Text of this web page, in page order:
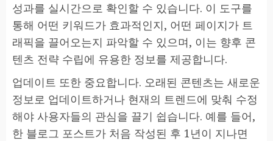
성과를 실시간으로 확인할 수 있습니다. 이 도구를
통해 어떤 키워드가 효과적인지, 어떤 페이지가 트
래픽을 끌어오는지 파악할 수 있으며, 이는 향후 콘
텐츠 전략 수립에 유용한 정보를 제공합니다.
업데이트 또한 중요합니다. 오래된 콘텐츠는 새로운
정보로 업데이트하거나 현재의 트렌드에 맞춰 수정
해야 사용자들의 관심을 끌기 쉽습니다. 예를 들어,
한 블로그 포스트가 처음 작성된 후 1년이 지나면